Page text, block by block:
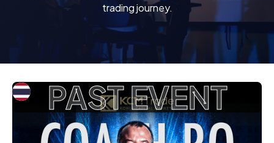
trading journey.
PAST EVENT